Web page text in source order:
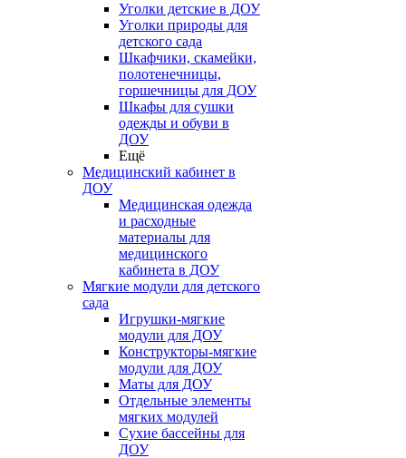
Уголки детские в ДОУ
Уголки природы для
детского сада
Шкафчики, скамейки,
полотенечницы,
горшечницы для ДОУ
Шкафы для сушки
одежды и обуви в
ДОУ
Ещё
Медицинский кабинет в
ДОУ
Медицинская одежда
и расходные
материалы для
медицинского
кабинета в ДОУ
Мягкие модули для детского
сада
Игрушки-мягкие
модули для ДОУ
Конструкторы-мягкие
модули для ДОУ
Маты для ДОУ
Отдельные элементы
мягких модулей
Сухие бассейны для
ДОУ